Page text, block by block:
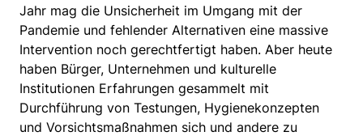
Jahr mag die Unsicherheit im Umgang mit der
Pandemie und fehlender Alternativen eine massive
Intervention noch gerechtfertigt haben. Aber heute
haben Bürger, Unternehmen und kulturelle
Institutionen Erfahrungen gesammelt mit
Durchführung von Testungen, Hygienekonzepten
und Vorsichtsmaßnahmen sich und andere zu